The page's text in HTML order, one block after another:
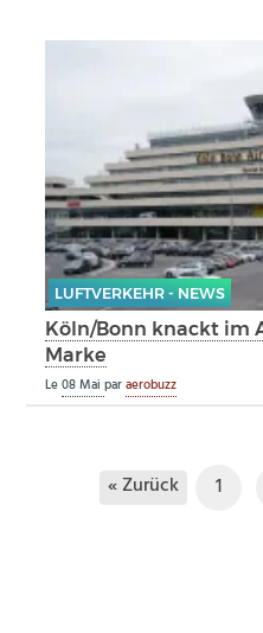
LUFTVERKEHR - NEWS
Köln/Bonn knackt im
Marke
Le08 Maiparaerobuzz
« Zurück 1